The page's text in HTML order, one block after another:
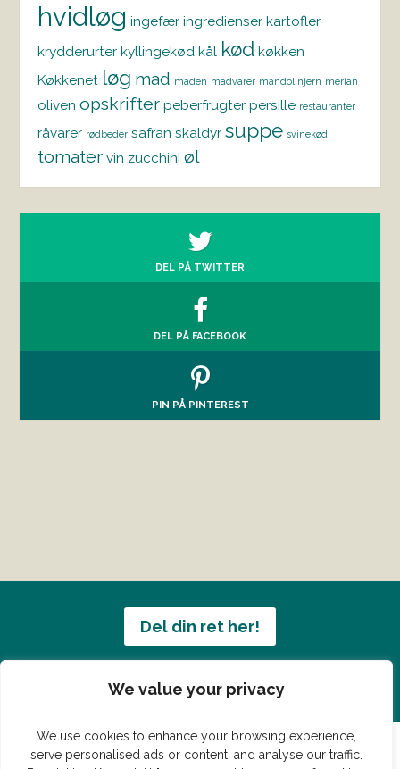
We value your privacy
We use cookies to enhance your browsing experience,
serve personalised ads or content, and analyse our traffic.
hvidløg ingefær ingredienser kartofler
krydderurter kyllingekød kål kød køkken
Køkkenet løg mad maden madvarer mandolinjern merian
oliven opskrifter peberfrugter persille restauranter
råvarer rødbeder safran skaldyr suppe svinekød
tomater vin zucchini øl
DEL PÅ TWITTER
DEL PÅ FACEBOOK
PIN PÅ PINTEREST
Del din ret her!
Har du en konge ret du vil dele?